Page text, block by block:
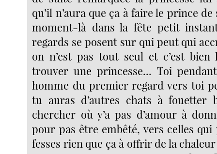
qu’il n’aura que ça à faire le prince
moment-là dans la fête petit
regards se posent sur qui peut qui
on n’est pas tout seul et c’est bien
trouver une princesse... Toi
homme du premier regard vers toi
tu auras d’autres chats à
chercher où y’a pas d’amour à
pour pas être embêté, vers celles
fesses rien que ça à offrir de la